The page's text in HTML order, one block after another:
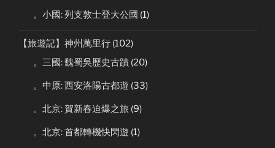
。小國: 列支敦士登大公國 (1)
【旅遊記】神州萬里行 (102)
。三國: 魏蜀吳歷史古蹟 (20)
。中原: 西安洛陽古都遊 (33)
。北京: 賀新春迫爆之旅 (9)
。北京: 首都轉機快閃遊 (1)